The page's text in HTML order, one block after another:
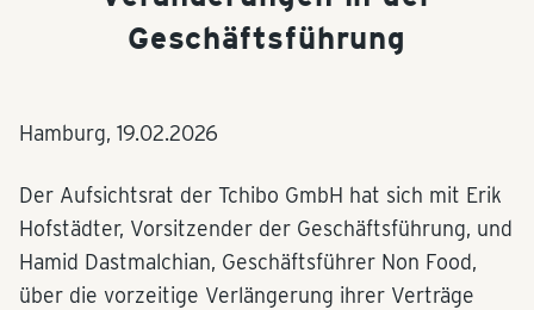
Geschäftsführung
Hamburg, 19.02.2026
Der Aufsichtsrat der Tchibo GmbH hat sich mit Erik
Hofstädter, Vorsitzender der Geschäftsführung, und
Hamid Dastmalchian, Geschäftsführer Non Food,
über die vorzeitige Verlängerung ihrer Verträge